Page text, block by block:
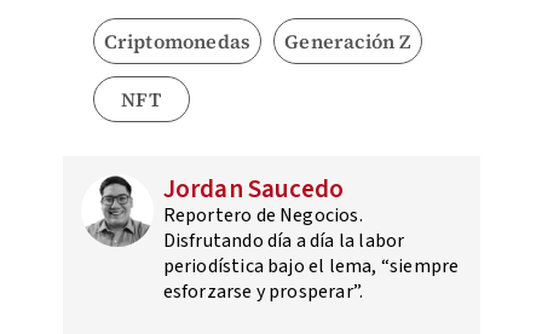
Criptomonedas Generación Z
NFT
Jordan Saucedo
Reportero de Negocios.
Disfrutando día a día la labor
periodística bajo el lema, “siempre
esforzarse y prosperar”.